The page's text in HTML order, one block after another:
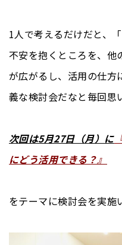
1人で考えるだけだと、
不安を抱くところを、他
が広がるし、活用の仕方
義な検討会だなと毎回思
次回は5月27日（月）に
にどう活用できる？』
をテーマに検討会を実施